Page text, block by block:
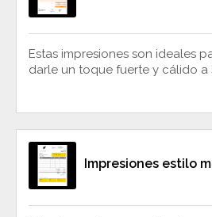
Estas impresiones son ideales
darle un toque fuerte y cálido a
Impresiones estilo